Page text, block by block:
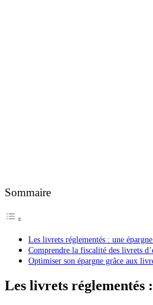
Sommaire
Les livrets réglementés : une
Comprendre la fiscalité des livrets
Optimiser son épargne grâce aux
Les livrets réglementés